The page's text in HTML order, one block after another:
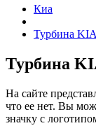
Киа
Турбина
Турбина
На сайте
что ее нет. Вы
значку с